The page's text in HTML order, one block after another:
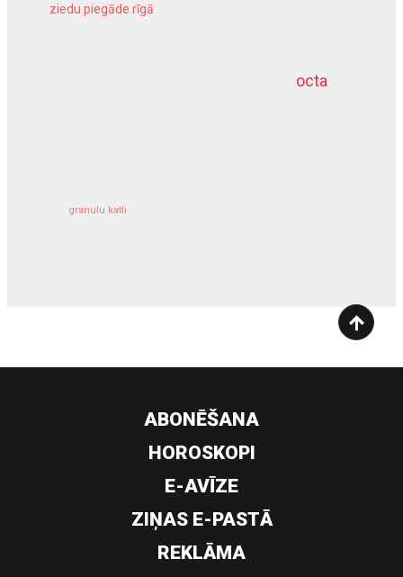
octa
ziedu piegāde rīgā
granulu katli
dziļurbums
ABONĒŠANA
HOROSKOPI
E-AVĪZE
ZIŅAS E-PASTĀ
REKLĀMA